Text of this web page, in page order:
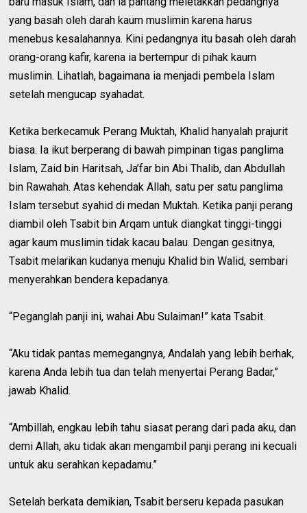
yang basah oleh darah kaum muslimin karena harus
menebus kesalahannya. Kini pedangnya itu basah oleh darah
orang-orang kafir, karena ia bertempur di pihak kaum
muslimin. Lihatlah, bagaimana ia menjadi pembela Islam
setelah mengucap syahadat.
Ketika berkecamuk Perang Muktah, Khalid hanyalah prajurit
biasa. Ia ikut berperang di bawah pimpinan tigas panglima
Islam, Zaid bin Haritsah, Ja’far bin Abi Thalib, dan Abdullah
bin Rawahah. Atas kehendak Allah, satu per satu panglima
Islam tersebut syahid di medan Muktah. Ketika panji perang
diambil oleh Tsabit bin Arqam untuk diangkat tinggi-tinggi
agar kaum muslimin tidak kacau balau. Dengan gesitnya,
Tsabit melarikan kudanya menuju Khalid bin Walid, sembari
menyerahkan bendera kepadanya.
“Peganglah panji ini, wahai Abu Sulaiman!” kata Tsabit.
“Aku tidak pantas memegangnya, Andalah yang lebih berhak,
karena Anda lebih tua dan telah menyertai Perang Badar,”
jawab Khalid.
“Ambillah, engkau lebih tahu siasat perang dari pada aku, dan
demi Allah, aku tidak akan mengambil panji perang ini kecuali
untuk aku serahkan kepadamu.”
Setelah berkata demikian, Tsabit berseru kepada pasukan